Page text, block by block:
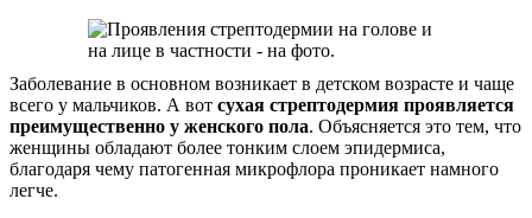
Заболевание в основном возникает в детском возрасте и чаще
всего у мальчиков. А вот сухая стрептодермия проявляется
преимущественно у женского пола. Объясняется это тем, что
женщины обладают более тонким слоем эпидермиса,
благодаря чему патогенная микрофлора проникает намного
легче.